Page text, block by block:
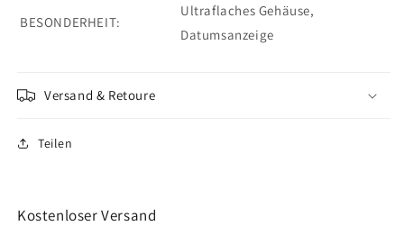
BESONDERHEIT:
Ultraflaches Gehäuse,
Datumsanzeige
Versand & Retoure
Teilen
Kostenloser Versand